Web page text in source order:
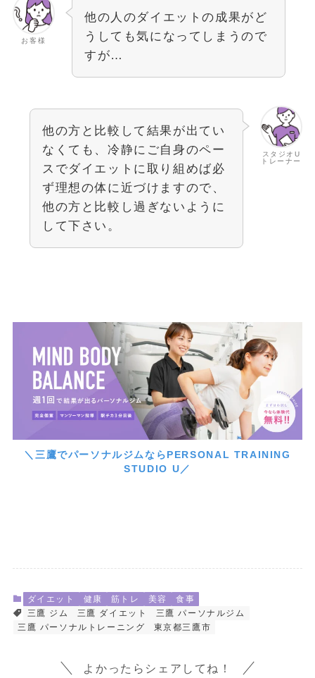
お客様
他の人のダイエットの成果がど
うしても気になってしまうので
すが…
スタジオU
トレーナー
他の方と比較して結果が出てい
なくても、冷静にご自身のペー
スでダイエットに取り組めば必
ず理想の体に近づけますので、
他の方と比較し過ぎないように
して下さい。
＼三鷹でパーソナルジムならPERSONAL TRAINING
STUDIO U／
ダイエット 健康 筋トレ 美容
食事
三鷹 ジム
三鷹 ダイエット
三鷹 パーソナルジム
三鷹 パーソナルトレーニング
東京都三鷹市
よかったらシェアしてね！